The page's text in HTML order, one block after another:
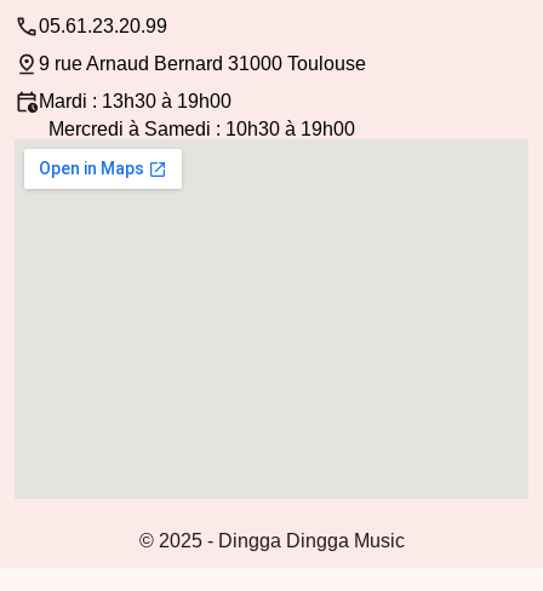
05.61.23.20.99
9 rue Arnaud Bernard 31000 Toulouse
Mardi : 13h30 à 19h00
Mercredi à Samedi : 10h30 à 19h00
© 2025 - Dingga Dingga Music